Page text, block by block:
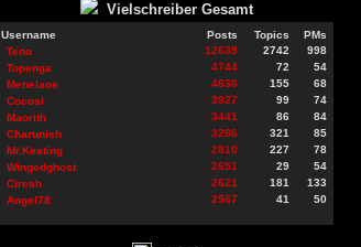
Vielschreiber Gesamt
Username Posts Topics
PMs
Teno
12639 2742
998
Topenga
4744 72
54
Menelaos
4636 155
68
Cocosi
3927 99
74
Maorith
3441 86
84
Charunish
3286 321
85
Mr.Keating
2810 227
78
Wingedghost
2651 29
54
Ciresh
2621 181
133
Angel78
2567 41 50